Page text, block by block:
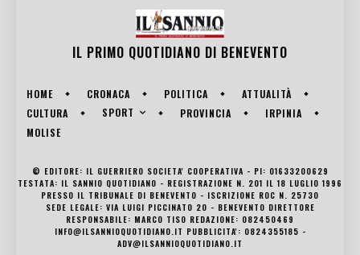
IL PRIMO QUOTIDIANO DI BENEVENTO
HOME CRONACA POLITICA
ATTUALITÀ
CULTURA
SPORT PROVINCIA
IRPINIA
MOLISE
© EDITORE: IL GUERRIERO SOCIETA' COOPERATIVA - PI: 01633200629
TESTATA: IL SANNIO QUOTIDIANO - REGISTRAZIONE N. 201 IL 18 LUGLIO 1996
PRESSO IL TRIBUNALE DI BENEVENTO - ISCRIZIONE ROC N. 25730
SEDE LEGALE: VIA LUIGI PICCINATO 20 - BENEVENTO DIRETTORE
RESPONSABILE: MARCO TISO REDAZIONE: 082450469
INFO@ILSANNIOQUOTIDIANO.IT PUBBLICITA': 0824355185 -
ADV@ILSANNIOQUOTIDIANO.IT